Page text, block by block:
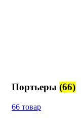
Портьеры (66)
66 товар